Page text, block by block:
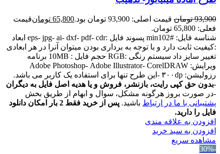
93,900 تومان قیمت اصلی: 93,900 تومان بود. 65,800 تومانقیمت
فعلی: 65,800 تومان.
شناسه فایل: #min102 پسوند فایل :eps- jpg- ai- dxf- pdf- cdr ابعاد
:کیفیت ثابت دارد و با توجه به برداری بودن میتوان آنرا در هر ابعادی
تغییر سایز داد سیستم رنگی :RGB حجم فایل : 10MB برنامه
ویرایش: Adobe Photoshop- Adobe Illustrator- CorelDRAW
رزولیشن: ۳۰۰dp -این طرح تنها برای استفاده یک کاربر می باشد.
-بدون حق کپی رایت، بازنشر، فروش و یا هدیه اصل فایل به دیگران
-در صورت بروز هرگونه مشکل، سوال و ابهام از طریق بخش
پشتیبانی با ما در ارتباط باشید.
پس از خرید فقط 2 بار امکان دانلود
فایل را دارید.
افزودن به علاقه مندی
افزودن به سبد خرید
مشاهده سریع
-30%